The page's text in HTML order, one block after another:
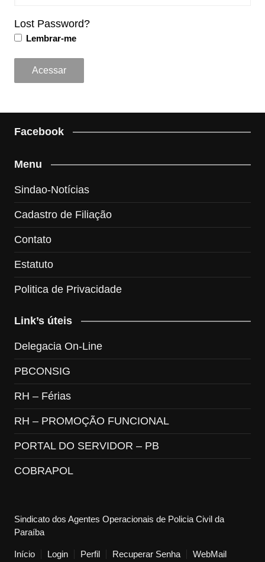
Lost Password?
Lembrar-me
Facebook
Menu
Sindao-Notícias
Cadastro de Filiação
Contato
Estatuto
Politica de Privacidade
Link’s úteis
Delegacia On-Line
PBCONSIG
RH – Férias
RH – PROMOÇÃO FUNCIONAL
PORTAL DO SERVIDOR – PB
COBRAPOL
Sindicato dos Agentes Operacionais de Policia Civil da
Paraíba
Início Login Perfil Recuperar Senha WebMail